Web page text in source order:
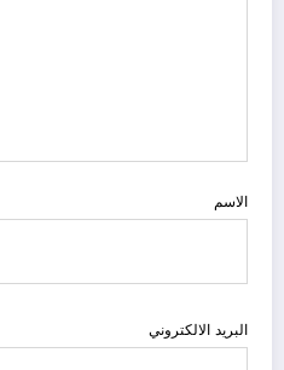
الاسم
البريد الالكتروني